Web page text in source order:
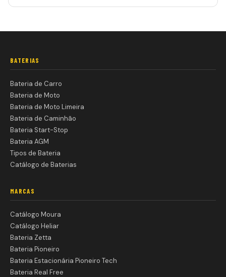
BATERIAS
Bateria de Carro
Bateria de Moto
Bateria de Moto Limeira
Bateria de Caminhão
Bateria Start-Stop
Bateria AGM
Tipos de Bateria
Catálogo de Baterias
MARCAS
Catálogo Moura
Catálogo Heliar
Bateria Zetta
Bateria Pioneiro
Bateria Estacionária Pioneiro Tech
Bateria Real Free